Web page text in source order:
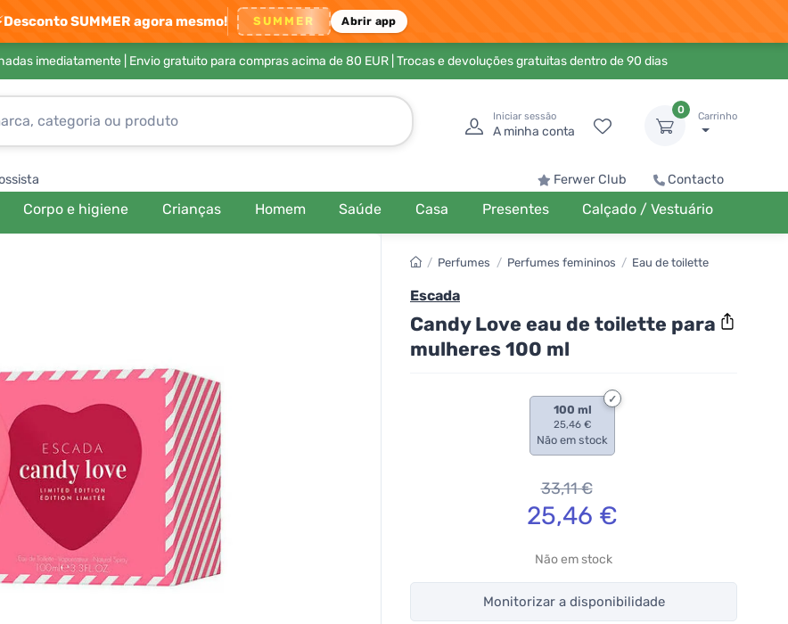
Desconto SUMMER agora mesmo! SUMMER Abrir app
imediatamente | Envio gratuito para compras acima de 80 EUR| Trocas e devoluções gratuitas dentro de 90 dias
Iniciar sessão
A minha conta
0
Carrinho
Ferwer Club Contacto
Corpo e higiene Crianças Homem Saúde Casa Presentes Calçado / Vestuário
/ Perfumes / Perfumes femininos / Eau de toilette
Escada
Candy Love eau de toilette para
mulheres 100 ml
100 ml
25,46 €
Não em stock
33,11€
25,46 €
Não em stock
Monitorizar a disponibilidade